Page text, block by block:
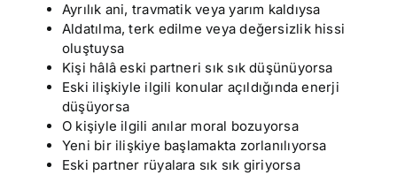
Ayrılık ani, travmatik veya yarım kaldıysa
Aldatılma, terk edilme veya değersizlik hissi
oluştuysa
Kişi hâlâ eski partneri sık sık düşünüyorsa
Eski ilişkiyle ilgili konular açıldığında enerji
düşüyorsa
O kişiyle ilgili anılar moral bozuyorsa
Yeni bir ilişkiye başlamakta zorlanılıyorsa
Eski partner rüyalara sık sık giriyorsa